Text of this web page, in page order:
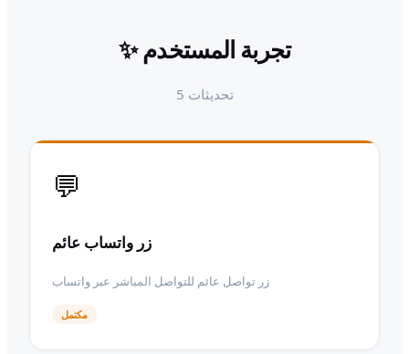
✨تجربة المستخدم
5 تحديثات
💬
زر واتساب عائم
زر تواصل عائم للتواصل المباشر عبر واتساب
مكتمل